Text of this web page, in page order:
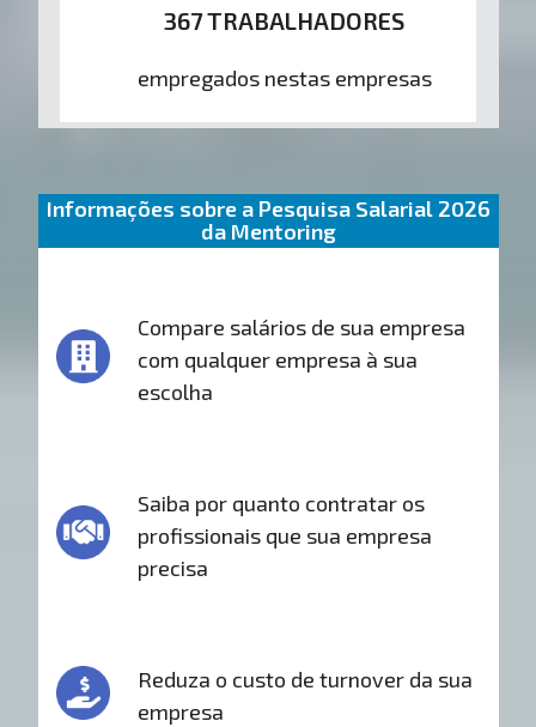
367 TRABALHADORES
empregados nestas empresas
Informações sobre a Pesquisa Salarial 2026
da Mentoring
Compare salários de sua empresa
com qualquer empresa à sua
escolha
Saiba por quanto contratar os
profissionais que sua empresa
precisa
Reduza o custo de turnover da sua
empresa